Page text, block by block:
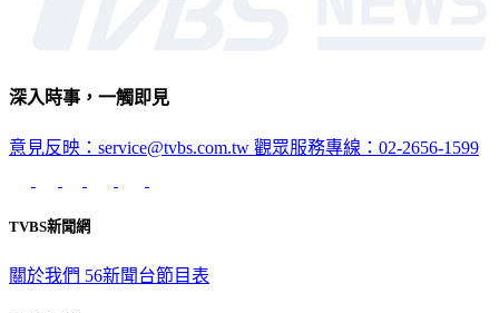
深入時事，一觸即見
意見反映：service@tvbs.com.tw 觀眾服務專線：02-2656-1599
TVBS新聞網
關於我們 56新聞台節目表